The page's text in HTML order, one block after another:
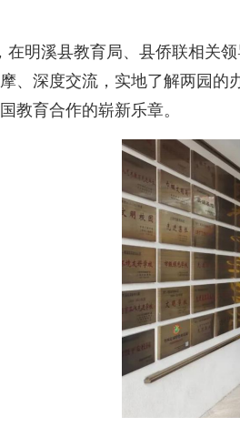
溪县教育局、县侨联相关领
、深度交流，实地了解两园
教育合作的崭新乐章。